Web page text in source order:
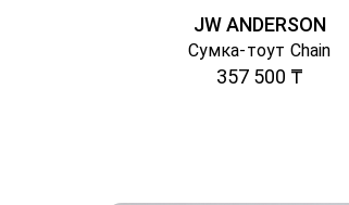
JW ANDERSON
Сумка-тоут Chain
357 500 ₸